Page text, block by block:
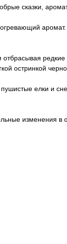
сказки,
отбрасывая
остринкой
елки и
изменения в